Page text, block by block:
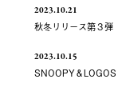
2023.10.21
秋冬リリース第３弾
2023.10.15
SNOOPY＆LOGOS